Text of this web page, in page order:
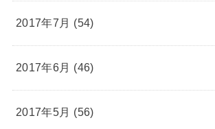
2017年7月 (54)
2017年6月 (46)
2017年5月 (56)